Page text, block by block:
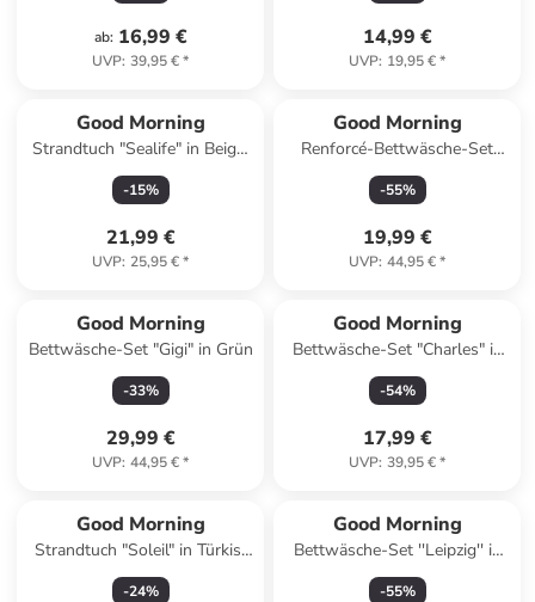
ab: 16,99 €
UVP: 39,95 €*
14,99 €
UVP: 19,95 €*
Good Morning
Strandtuch "Sealife" in Beige/
Blau
-15%
21,99 €
UVP: 25,95 €*
Good Morning
Renforcé-Bettwäsche-Set
"Iris" in Türkis/ Senf
-55%
19,99 €
UVP: 44,95 €*
Good Morning
Bettwäsche-Set "Gigi" in Grün
-33%
29,99 €
UVP: 44,95 €*
Good Morning
Bettwäsche-Set "Charles" in
Hellblau/ Grau
-54%
17,99 €
UVP: 39,95 €*
Good Morning
Strandtuch "Soleil" in Türkis/
Beige
-24%
Good Morning
Bettwäsche-Set ''Leipzig'' in
Khaki
-55%